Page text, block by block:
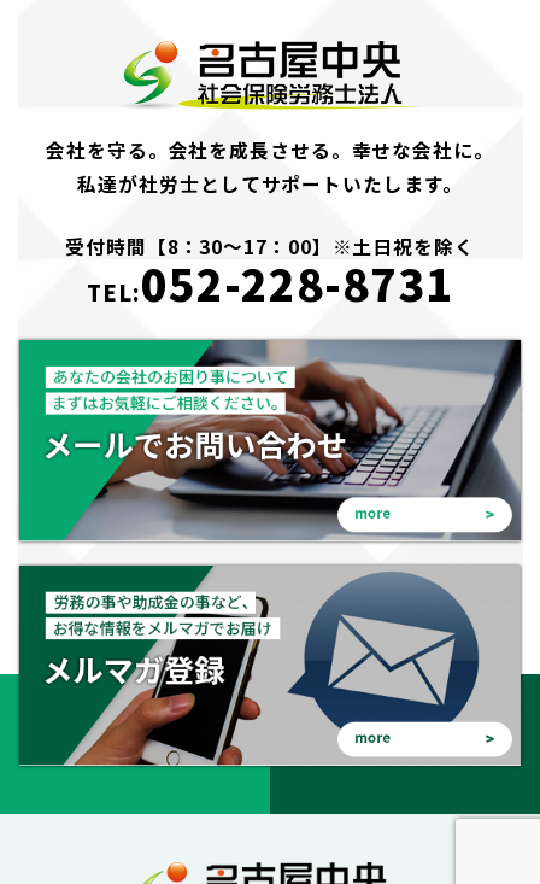
会社を守る。会社を成長させる。幸せな会社に。
私達が社労士としてサポートいたします。
受付時間【8：30～17：00】※土日祝を除く
TEL:052-228-8731